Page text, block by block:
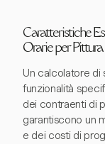
Caratteristiche
Orarie per Pittura
Un calcolatore di
funzionalità
dei contraenti di
garantiscono un
e dei costi di